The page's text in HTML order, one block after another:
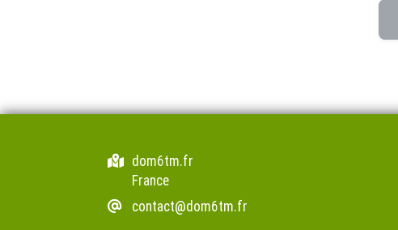
dom6tm.fr
France
contact@dom6tm.fr